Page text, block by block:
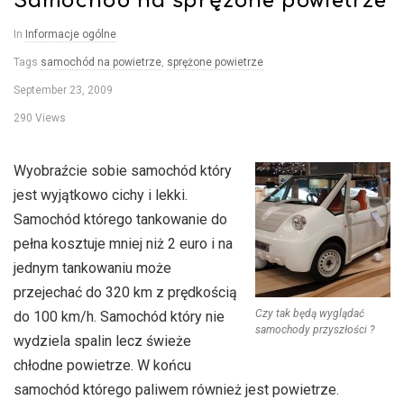
–
o
g
o
p
n
e
In Informacje ogólne
Tags samochód na powietrze, sprężone powietrze
September 23, 2009
290 Views
Czy tak będą wyglądać
samochody przyszłości ?
Wyobraźcie sobie samochód który
jest wyjątkowo cichy i lekki.
Samochód którego tankowanie do
pełna kosztuje mniej niż 2 euro i na
jednym tankowaniu może
przejechać do 320 km z prędkością
do 100 km/h. Samochód który nie
wydziela spalin lecz świeże
chłodne powietrze. W końcu
samochód którego paliwem również jest powietrze.